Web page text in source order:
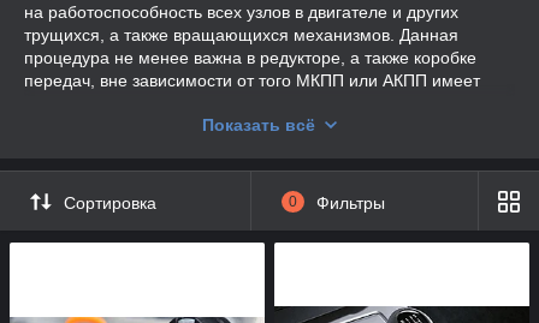
на работоспособность всех узлов в двигателе и других
трущихся, а также вращающихся механизмов. Данная
процедура не менее важна в редукторе, а также коробке
передач, вне зависимости от того МКПП или АКПП имеет
Бесплатная замена масла в двигателе
АКПП) и редукторе
Качественная замена масла бесплатно
Показать всё
Сортировка 0 Фильтры